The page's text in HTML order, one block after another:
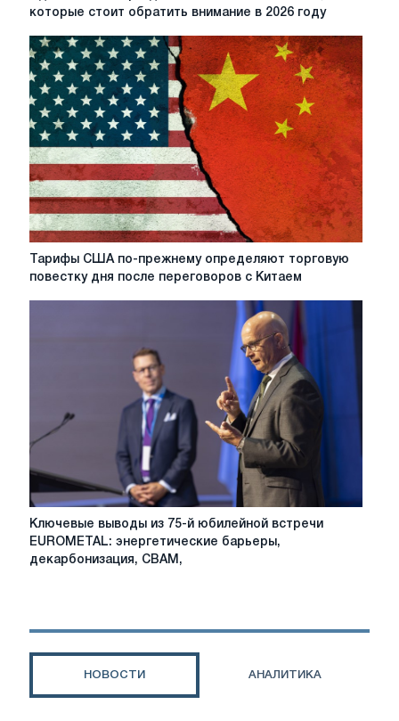
шторм
EU
steel:
пять
событий,
на
которые
стоит
обратить
внимание
в
2026
которые стоит обратить внимание в 2026 году
Тарифы
США
переговоров
с
Китаем
Тарифы США по-прежнему определяют торговую
повестку дня после переговоров с Китаем
Ключевые
выводы
встречи
Ключевые выводы из 75-й юбилейной встречи
EUROMETAL: энергетические барьеры,
декарбонизация, CBAM,
НОВОСТИ АНАЛИТИКА